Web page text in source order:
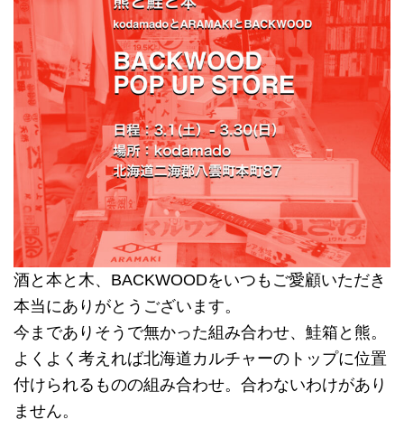
酒と本と木、BACKWOODをいつもご愛顧いただき
本当にありがとうございます。
今までありそうで無かった組み合わせ、鮭箱と熊。
よくよく考えれば北海道カルチャーのトップに位置
付けられるものの組み合わせ。合わないわけがあり
ません。